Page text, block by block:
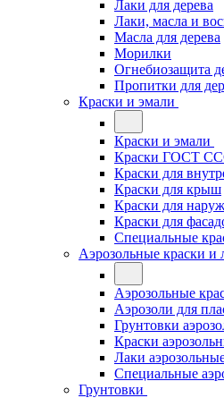
Лаки для дерева
Лаки, масла и
Масла для дерева
Морилки
Огнебиозащита
Пропитки для
Краски и эмали
Краски и эмали
Краски ГОСТ
Краски для
Краски для крыш
Краски для
Краски для
Специальные
Аэрозольные краски и
Аэрозольные
Аэрозоли для
Грунтовки
Краски
Лаки
Специальные
Грунтовки